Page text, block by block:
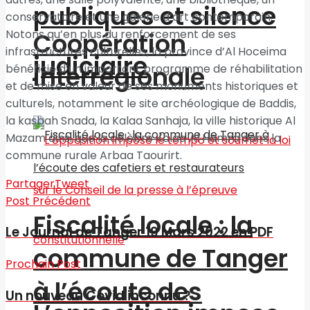
Coopération
interrégionale
Fiscalité locale : la
commune de Tanger
à l’écoute des
publiques et silence
judiciaire
conservatoire et une galerie d’art contemporain.
Notons qu’en plus du renforcement de ses
infrastructures culturelles, la province d’Al Hoceima
bénéficie d’un important programme de réhabilitation
et de mise en valeur de ses monuments historiques et
culturels, notamment le site archéologique de Baddis,
la kasbah Snada, la Kalaa Sanhaja, la ville historique Al
Mazam ainsi que la célèbre Kalaa Al Hamra dans la
commune rurale Arbaa Taourirt.
PartagerTweet
Post Précédent
Le Journal de Tanger 19 Mars 2022 en PDF
Prochain Post
Un nouveau Covid inconnu ?